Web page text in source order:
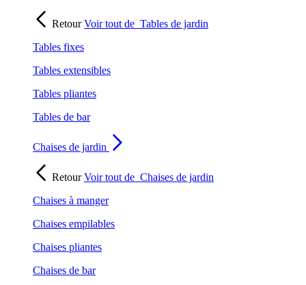
RetourVoir tout de Tables de jardin
Tables fixes
Tables extensibles
Tables pliantes
Tables de bar
Chaises de jardin
RetourVoir tout de Chaises de jardin
Chaises à manger
Chaises empilables
Chaises pliantes
Chaises de bar